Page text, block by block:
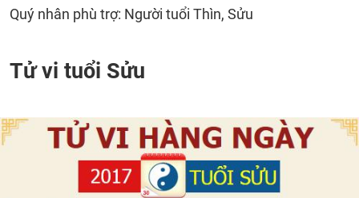
Quý nhân phù trợ: Người tuổi Thìn, Sửu
Tử vi tuổi Sửu